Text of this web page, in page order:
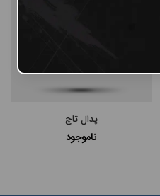
پدال تاچ
ناموجود